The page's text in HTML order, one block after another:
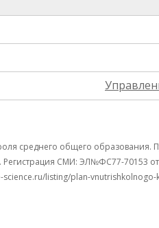
среднего общего образования.
Регистрация СМИ: ЭЛ№ФС77-70153
listing/plan-